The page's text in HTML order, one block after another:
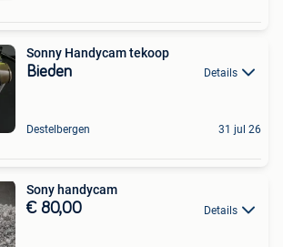
Sonny Handycam tekoop
Bieden Details
Destelbergen 31 jul 26
Sony handycam
€ 80,00 Details